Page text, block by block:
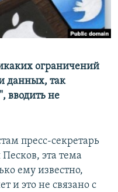
ограничений
данных, так
вводить не
пресс-секретарь
эта тема
ему известно,
и это не связано с